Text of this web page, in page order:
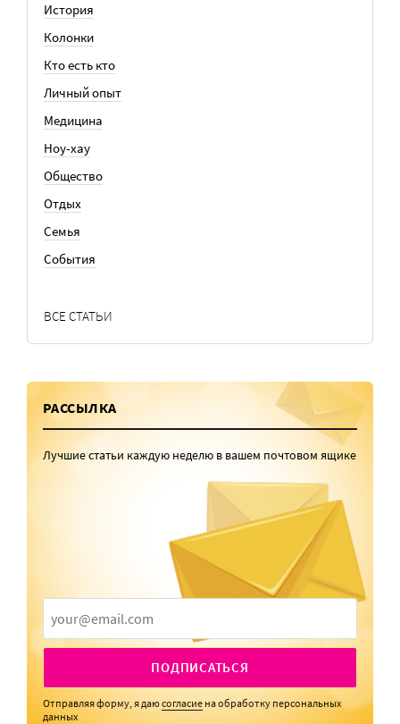
История
Колонки
Кто есть кто
Личный опыт
Медицина
Ноу-хау
Общество
Отдых
Семья
События
ВСЕ СТАТЬИ
РАССЫЛКА
Лучшие статьи каждую неделю в вашем почтовом ящике
ПОДПИСАТЬСЯ
Отправляя форму, я даюсогласие на обработку персональных
данных